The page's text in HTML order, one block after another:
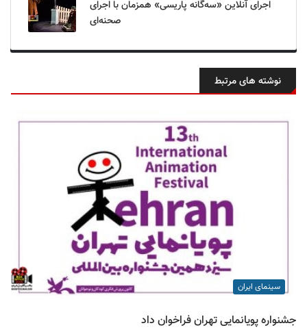
اجرای آنلاین «سه‌گانه پاریسی» همزمان با اجرای
صحنه‌ای
نوشته های مرتبط
سینمای ایران
جشنواره پویانمایی تهران فراخوان داد